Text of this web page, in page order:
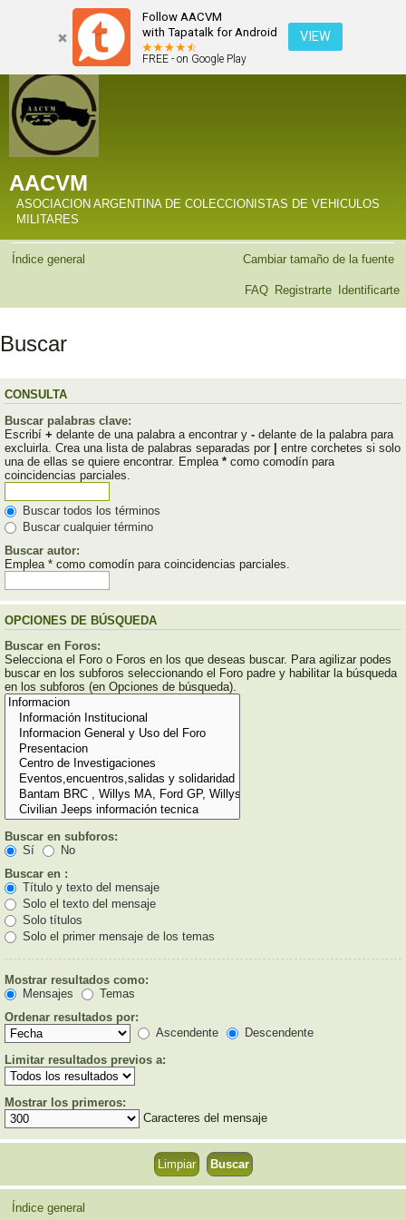
Follow AACVM
with Tapatalk for Android
FREE - on Google Play
VIEW
AACVM
ASOCIACION ARGENTINA DE COLECCIONISTAS DE VEHICULOS
MILITARES
Índice general Cambiar tamaño de la fuente
FAQ Registrarte Identificarte
Buscar
CONSULTA
Buscar palabras clave:
Escribí + delante de una palabra a encontrar y - delante de la palabra para
excluirla. Crea una lista de palabras separadas por | entre corchetes si solo
una de ellas se quiere encontrar. Emplea * como comodín para
coincidencias parciales.
Buscar todos los términos
Buscar cualquier término
Buscar autor:
Emplea * como comodín para coincidencias parciales.
OPCIONES DE BÚSQUEDA
Buscar en Foros:
Selecciona el Foro o Foros en los que deseas buscar. Para agilizar podes
buscar en los subforos seleccionando el Foro padre y habilitar la búsqueda
en los subforos (en Opciones de búsqueda).
Buscar en subforos:
Sí
No
Buscar en :
Título y texto del mensaje
Solo el texto del mensaje
Solo títulos
Solo el primer mensaje de los temas
Mostrar resultados como:
Mensajes
Temas
Ordenar resultados por:
Ascendente
Descendente
Limitar resultados previos a:
Mostrar los primeros:
Caracteres del mensaje
Índice general